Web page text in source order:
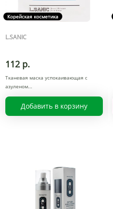
Корейская косметика
L.SANIC
112 р.
Тканевая маска успокаивающая с
азуленом
Добавить в корзину